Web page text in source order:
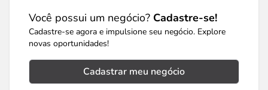
Você possui um negócio? Cadastre-se!
Cadastre-se agora e impulsione seu negócio. Explore
novas oportunidades!
Cadastrar meu negócio